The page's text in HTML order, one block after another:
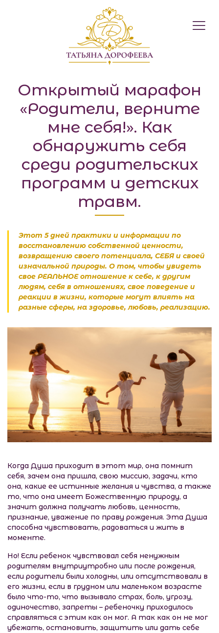
Открытый марафон
«Родители, верните
мне себя!». Как
обнаружить себя
среди родительских
программ и детских
травм.
Этот 5 дней практики и информации по
восстановлению собственной ценности,
возвращению своего потенциала, СЕБЯ и своей
изначальной природы. О том, чтобы увидеть
свое РЕАЛЬНОЕ отношение к себе, к другим
людям, себя в отношениях, свое поведение и
реакции в жизни, которые могут влиять на
разные сферы, на здоровье, любовь, реализацию.
Когда Душа приходит в этот мир, она помнит
себя, зачем она пришла, свою миссию, задачи, кто
она, какие ее истинные желания и чувства, а также
то, что она имеет Божественную природу, а
значит должна получать любовь, ценность,
признание, уважение по праву рождения. Эта Душа
способна чувствовать, радоваться и жить в
моменте.
Но! Если ребенок чувствовал себя ненужным
родителям внутриутробно или после рождения,
если родители были холодны, или отсутствовали в
его жизни, если в грудном или маленьком возрасте
было что-то, что вызывало страх, боль, угрозу,
одиночество, запреты – ребеночку приходилось
справляться с этим как он мог. А так как он не мог
убежать, остановить, защитить или дать себе